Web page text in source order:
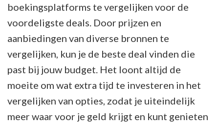
boekingsplatforms te vergelijken voor de
voordeligste deals. Door prijzen en
aanbiedingen van diverse bronnen te
vergelijken, kun je de beste deal vinden die
past bij jouw budget. Het loont altijd de
moeite om wat extra tijd te investeren in het
vergelijken van opties, zodat je uiteindelijk
meer waar voor je geld krijgt en kunt genieten